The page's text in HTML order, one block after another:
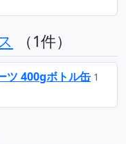
（1件）
ツ 400gボトル缶 1